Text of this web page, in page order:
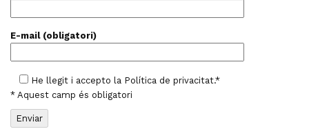
E-mail (obligatori)
He llegit i accepto la Política de privacitat.*
* Aquest camp és obligatori